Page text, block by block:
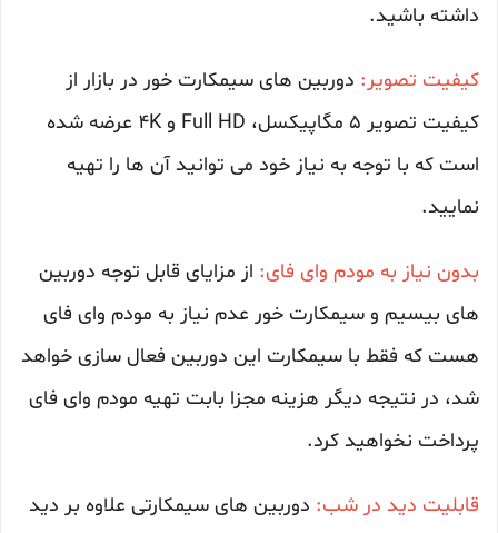
داشته باشید.
کیفیت تصویر: دوربین های سیمکارت خور در بازار از
کیفیت تصویر 5 مگاپیکسل، Full HD و 4K عرضه شده
است که با توجه به نیاز خود می توانید آن ها را تهیه
نمایید.
بدون نیاز به مودم وای فای: از مزایای قابل توجه دوربین
های بیسیم و سیمکارت خور عدم نیاز به مودم وای فای
هست که فقط با سیمکارت این دوربین فعال سازی خواهد
شد، در نتیجه دیگر هزینه مجزا بابت تهیه مودم وای فای
پرداخت نخواهید کرد.
قابلیت دید در شب: دوربین های سیمکارتی علاوه بر دید